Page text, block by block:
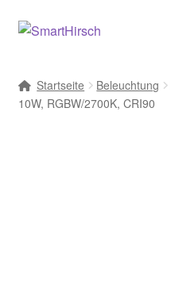
Startseite Beleuchtung
10W, RGBW/2700K, CRI90